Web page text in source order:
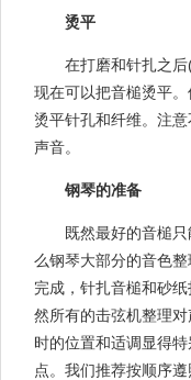
烫平
在打磨和针扎之
现在可以把音槌烫平
烫平针孔和纤维。注
声音。
钢琴的准备
既然最好的音槌
么钢琴大部分的音色
完成，针扎音槌和砂
然所有的击弦机整理
时的位置和适调显得
点。我们推荐按顺序遵